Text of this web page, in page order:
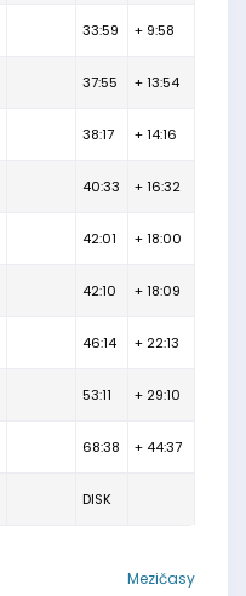
33:59 + 9:58
37:55 + 13:54
38:17 + 14:16
40:33 + 16:32
42:01 + 18:00
42:10 + 18:09
46:14 + 22:13
53:11 + 29:10
68:38 + 44:37
DISK
Mezičasy